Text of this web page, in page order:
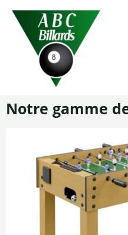
Notre gamme